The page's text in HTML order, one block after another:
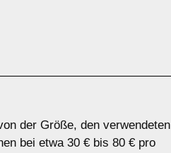
der Größe, den verwendeten
bei etwa 30 € bis 80 € pro